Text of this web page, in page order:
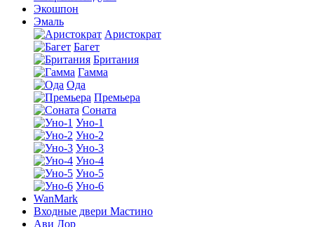
Экошпон
Эмаль
Аристократ
Багет
Британия
Гамма
Ода
Премьера
Соната
Уно-1
Уно-2
Уно-3
Уно-4
Уно-5
Уно-6
WanMark
Входные двери Мастино
Ави Дор